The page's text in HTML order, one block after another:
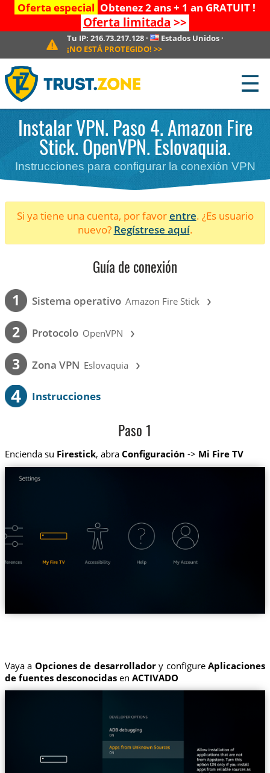
Oferta especial Obtenez 2 ans + 1 an GRATUIT !
Oferta limitada >>
Tu IP: 216.73.217.128· Estados Unidos ·
¡NO ESTÁ PROTEGIDO! >>
☰
Instalar VPN. Paso 4. Amazon Fire
Stick. OpenVPN. Eslovaquia.
Instrucciones para configurar la conexión VPN
Si ya tiene una cuenta, por favorentre. ¿Es usuario
nuevo? Regístrese aquí.
Guía de conexión
1 Sistema operativo Amazon Fire Stick ›
2 Protocolo OpenVPN ›
3 Zona VPN Eslovaquia ›
4 Instrucciones
Paso 1
Encienda su Firestick, abra Configuración -> Mi Fire TV
Vaya a Opciones de desarrolladory configureAplicaciones
de fuentes desconocidasen ACTIVADO